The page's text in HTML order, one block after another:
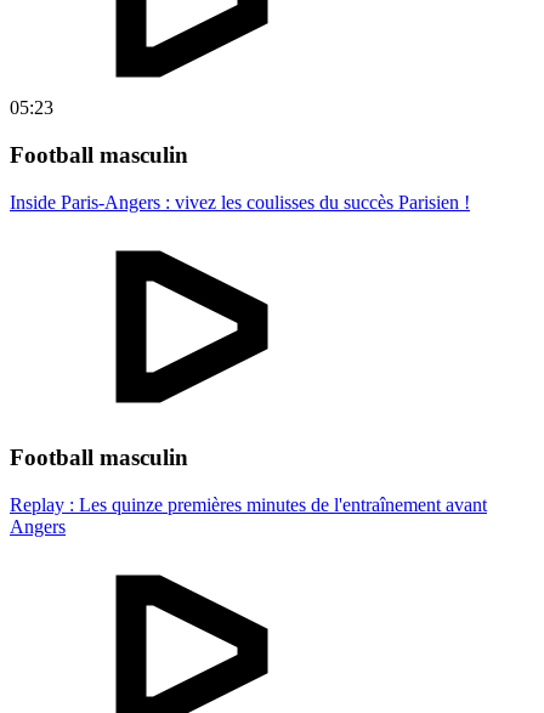
05:23
Football masculin
Inside Paris-Angers : vivez les coulisses du succès Parisien !
Football masculin
Replay : Les quinze premières minutes de l'entraînement avant
Angers